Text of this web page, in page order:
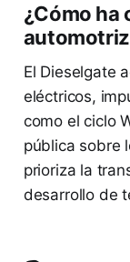
¿Cómo ha
El Dieselgate
eléctricos,
como el ciclo
pública sobre
prioriza la
desarrollo de